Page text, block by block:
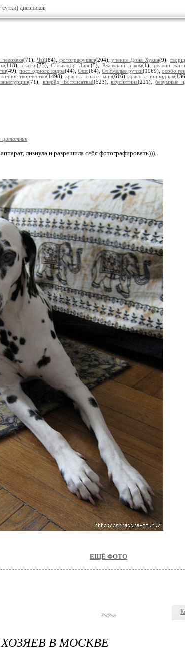
сутки) дневников
человека(71), Чай(84), фотографушки(204),учение Дона Хуана(9),
(118), сказки(75),Сальвадор Дали(5),Ржевский, изюм(1), реалии
(49),пост одного кадра(44), Ошо(64), ОчУмелые ручки(1969),особо
личное творчество(1498),красота спасёт мир(616),красота природная
(71), вперёд, Ботхисатвы!(523),вкуснятина(221),безумные
цитатник
лизнула и разрешила себя фотографировать))).
ЕЩЁ ФОТО
В МОСКВЕ